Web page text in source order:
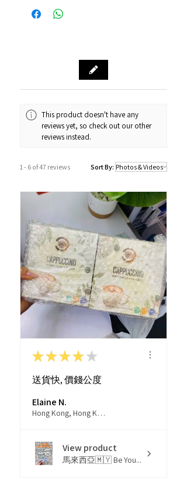
本地速遞
順豐到付/自取點
門市資料：觀塘秀茂坪商場街市74A號
Whatsapp：34811128
訂購及送貨時間
若果商品不幸出現沒有現貨或需要更長
或電話方式通知顧客。
Alipay支付寶 / WeChat Pay微信支付 /
Octopus八達通 / Fps轉數快
This product doesn't have any
reviews yet, so check out our other
reviews instead.
1 - 6 of 47 reviews Sort By:
★★★★ ★
送貨快, 價錢公度
Elaine N.
Hong Kong, Hong Kong
View product
馬來西亞🇲🇾 Be You...